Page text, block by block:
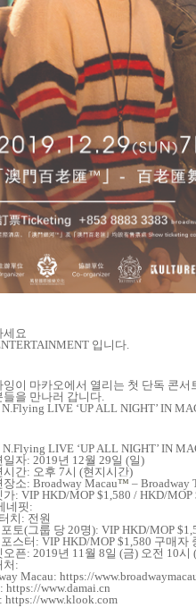
세요
입니다
잉이 마카오에서 열리는 첫 단독 콘서
들을 만나러 갑니다
N.Flying LIVE ‘UP ALL NIGHT’ IN
N.Flying LIVE ‘UP ALL NIGHT’ IN
일자: 2019년 12월 29일 (일)
시간: 오후 7시 (현지시간)
장소: Broadway Macau™– Broadway
가: VIP HKD/MOP $1,580 / HKD/MOP
네핏:
치 : 전원
토(그룹 당 20명): VIP HKD/MOP
스터: VIP HKD/MOP $1,580 구매자
오픈: 2019년 11 월 8일 (금) 오전 10시 (
처:
Macau: https://
https://www.damai.cn
https://www.klook.com